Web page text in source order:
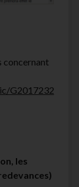
concernant
G2017232
les